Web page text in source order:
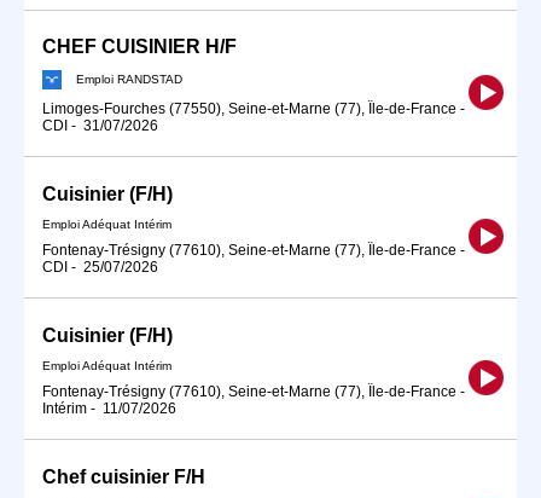
CHEF CUISINIER H/F
Emploi RANDSTAD
Limoges-Fourches (77550), Seine-et-Marne (77), Île-de-France -
CDI - 31/07/2026
Cuisinier (F/H)
Emploi Adéquat Intérim
Fontenay-Trésigny (77610), Seine-et-Marne (77), Île-de-France -
CDI - 25/07/2026
Cuisinier (F/H)
Emploi Adéquat Intérim
Fontenay-Trésigny (77610), Seine-et-Marne (77), Île-de-France -
Intérim - 11/07/2026
Chef cuisinier F/H